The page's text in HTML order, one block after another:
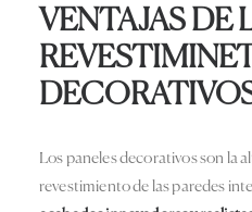
VENTAJAS DE
Los paneles decorativos son la
revestimiento de las paredes